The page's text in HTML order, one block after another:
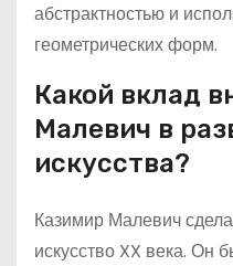
абстрактностью и
геометрических форм.
Какой вклад
Малевич в
искусства?
Казимир Малевич
искусство XX века. Он